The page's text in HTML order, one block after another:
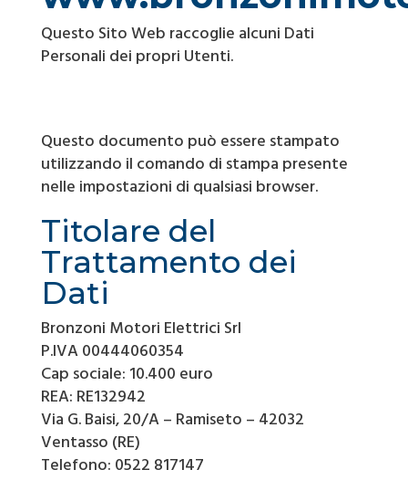
Questo Sito Web raccoglie alcuni Dati
Personali dei propri Utenti.
Questo documento può essere stampato
utilizzando il comando di stampa presente
nelle impostazioni di qualsiasi browser.
Titolare del
Trattamento dei
Dati
Bronzoni Motori Elettrici Srl
P.IVA 00444060354
Cap sociale: 10.400 euro
REA: RE132942
Via G. Baisi, 20/A – Ramiseto – 42032
Ventasso (RE)
Telefono: 0522 817147